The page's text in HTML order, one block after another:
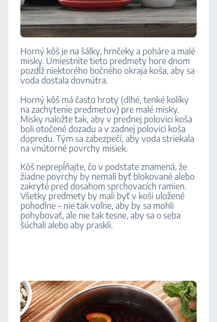
Horný kôš je na šálky, hrnčeky a poháre a malé
misky. Umiestnite tieto predmety hore dnom
pozdĺž niektorého bočného okraja koša, aby sa
voda dostala dovnútra.
Horný kôš má často hroty (dlhé, tenké kolíky
na zachytenie predmetov) pre malé misky.
Misky naložte tak, aby v prednej polovici koša
boli otočené dozadu a v zadnej polovici koša
dopredu. Tým sa zabezpečí, aby voda striekala
na vnútorné povrchy misiek.
Kôš neprepĺňajte, čo v podstate znamená, že
žiadne povrchy by nemali byť blokované alebo
zakryté pred dosahom sprchovacích ramien.
Všetky predmety by mali byť v koši uložené
pohodlne – nie tak voľne, aby by sa mohli
pohybovať, ale nie tak tesne, aby sa o seba
šúchali alebo aby praskli.